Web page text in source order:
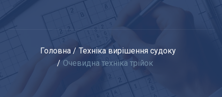
Головна
Техніка вирішення судоку
Очевидна техніка трійок